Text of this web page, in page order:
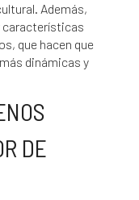
Además,
características
que hacen que
dinámicas y
DE